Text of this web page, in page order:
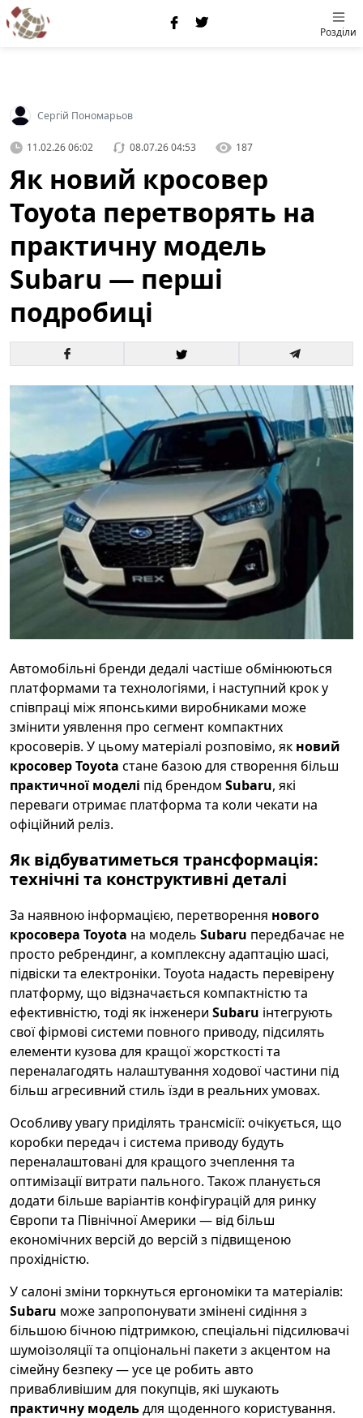
Розділи
Сергій Пономарьов
11.02.26 06:02 08.07.26 04:53 187
Як новий кросовер
Toyota перетворять на
практичну модель
Subaru — перші
подробиці
Автомобільні бренди дедалі частіше обмінюються
платформами та технологіями, і наступний крок у
співпраці між японськими виробниками може
змінити уявлення про сегмент компактних
кросоверів. У цьому матеріалі розповімо, як новий
кросовер Toyota стане базою для створення більш
практичної моделі під брендом Subaru, які
переваги отримає платформа та коли чекати на
офіційний реліз.
Як відбуватиметься трансформація:
технічні та конструктивні деталі
За наявною інформацією, перетворення нового
кросовера Toyota на модель Subaru передбачає не
просто ребрендинг, а комплексну адаптацію шасі,
підвіски та електроніки. Toyota надасть перевірену
платформу, що відзначається компактністю та
ефективністю, тоді як інженери Subaru інтегрують
свої фірмові системи повного приводу, підсилять
елементи кузова для кращої жорсткості та
переналагодять налаштування ходової частини під
більш агресивний стиль їзди в реальних умовах.
Особливу увагу приділять трансмісії: очікується, що
коробки передач і система приводу будуть
переналаштовані для кращого зчеплення та
оптимізації витрати пального. Також планується
додати більше варіантів конфігурацій для ринку
Європи та Північної Америки — від більш
економічних версій до версій з підвищеною
прохідністю.
У салоні зміни торкнуться ергономіки та матеріалів:
Subaru може запропонувати змінені сидіння з
більшою бічною підтримкою, спеціальні підсилювачі
шумоізоляції та опціональні пакети з акцентом на
сімейну безпеку — усе це робить авто
привабливішим для покупців, які шукають
практичну модельдля щоденного користування.